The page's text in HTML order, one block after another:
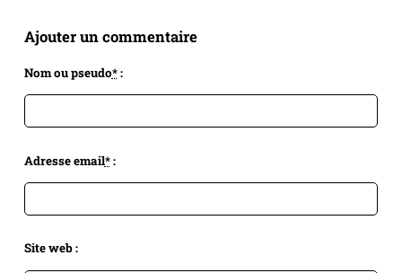
Ajouter un commentaire
Nom ou pseudo*:
Adresse email*:
Site web :